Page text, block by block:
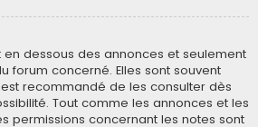
dessous des annonces et seulement
forum concerné. Elles sont souvent
recommandé de les consulter dès
Tout comme les annonces et les
permissions concernant les notes sont